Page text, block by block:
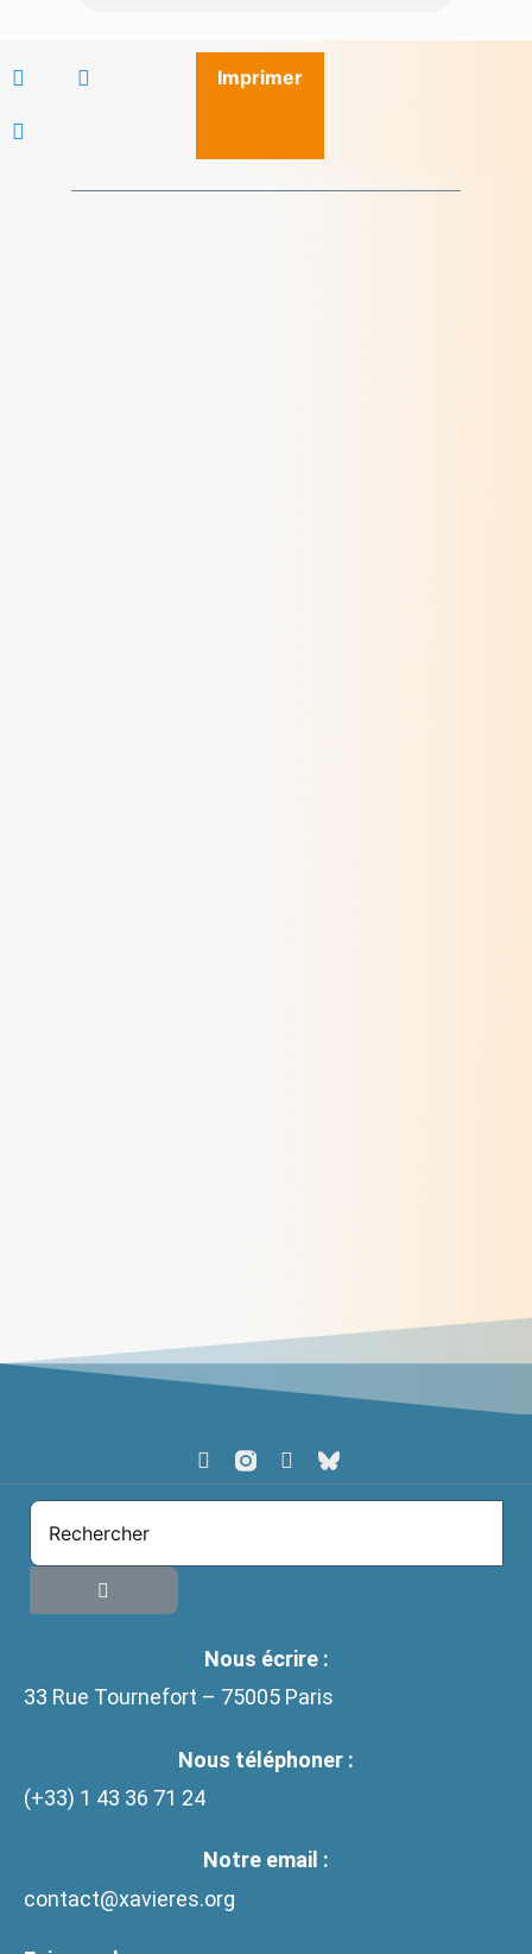
Imprimer
Nous écrire :
33 Rue Tournefort – 75005 Paris
Nous téléphoner :
(+33) 1 43 36 71 24
Notre email :
contact@xavieres.org